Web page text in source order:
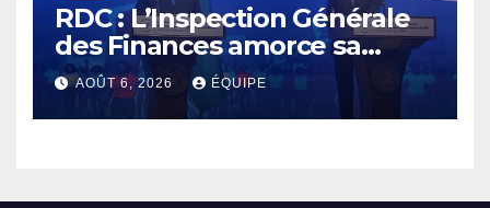
RDC : L’Inspection Générale
des Finances amorce sa
révolution numérique pour
un contrôle permanent des
finances publiques
AOÛT 6, 2026 ÉQUIPE